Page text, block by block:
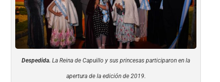
Despedida. La Reina de Capuillo y sus princesas participaron en la
apertura de la edición de 2019.